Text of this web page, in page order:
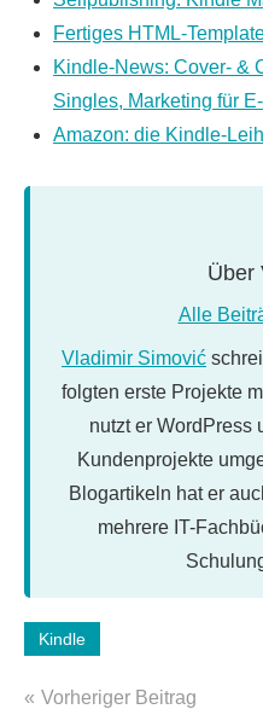
Fertiges HTML-
Kindle-News: Cover- &
Singles, Marketing für
Amazon: die Kindle-
Über
Alle
Vladimir Simović
folgten erste Projekte
nutzt er WordPress
Kundenprojekte
Blogartikeln hat er
mehrere IT-
Schlagwörter:
e-
Kindle
Beitragsnavigation
Vorheriger Beitrag